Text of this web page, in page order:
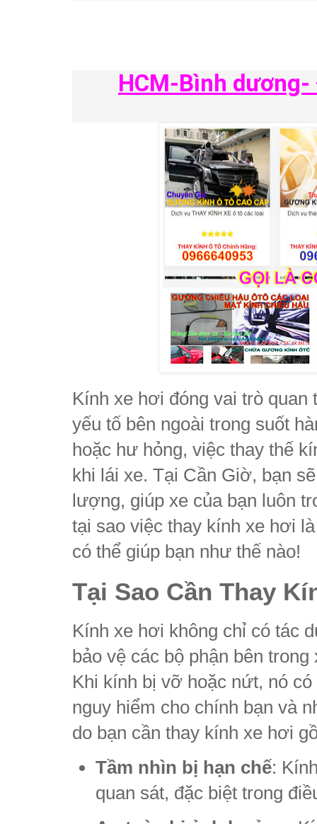
HCM-Bình
Kính xe hơi đóng vai trò quan
yếu tố bên ngoài trong suốt
hoặc hư hỏng, việc thay thế
khi lái xe. Tại Cần Giờ, bạn
lượng, giúp xe của bạn luôn
tại sao việc thay kính xe hơi
có thể giúp bạn như thế nào!
Tại Sao Cần Thay
Kính xe hơi không chỉ có tác
bảo vệ các bộ phận bên
Khi kính bị vỡ hoặc nứt, nó
nguy hiểm cho chính bạn và
do bạn cần thay kính xe hơi
Tầm nhìn bị hạn chế:
quan sát, đặc biệt trong